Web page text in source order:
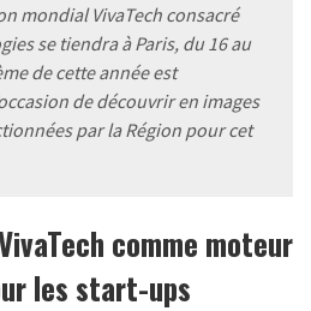
mondial VivaTech consacré
se tiendra à Paris, du 16 au
de cette année est
de découvrir en images
par la Région pour cet
comme moteur
les start-ups